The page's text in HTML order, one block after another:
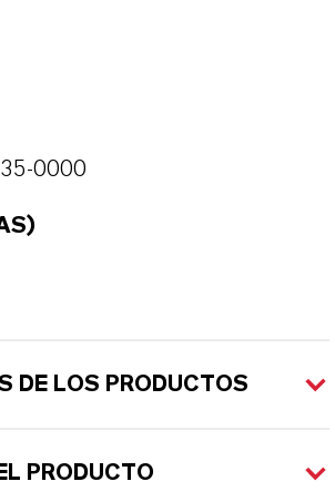
0000
DE LOS PRODUCTOS
PRODUCTO